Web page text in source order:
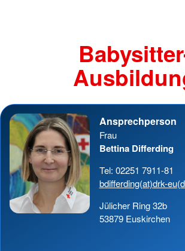
Ansprechperson
Frau
Bettina Differding
Tel: 02251 7911-81
bdifferding(at)drk-
Jülicher Ring 32b
53879 Euskirchen